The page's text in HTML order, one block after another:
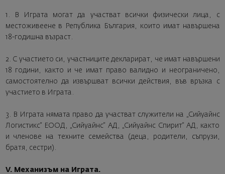
1. В Играта могат да участват всички физически лица, с
местоживеене в Република България, които имат навършена
18-годишна възраст.
2. С участието си, участниците декларират, че имат навършени
18 години, както и че имат право валидно и неограничено,
самостоятелно да извършват всички действия, във връзка с
участието в Играта.
3. В Играта нямата право да участват служители на „Сийуайнс
Логистикс“ ЕООД, „Сийуайнс“ АД, „Сийуайнс Спирит“ АД, както
и членове на техните семейства (деца, родители, съпрузи,
братя, сестри).
V. Механизъм на Играта.